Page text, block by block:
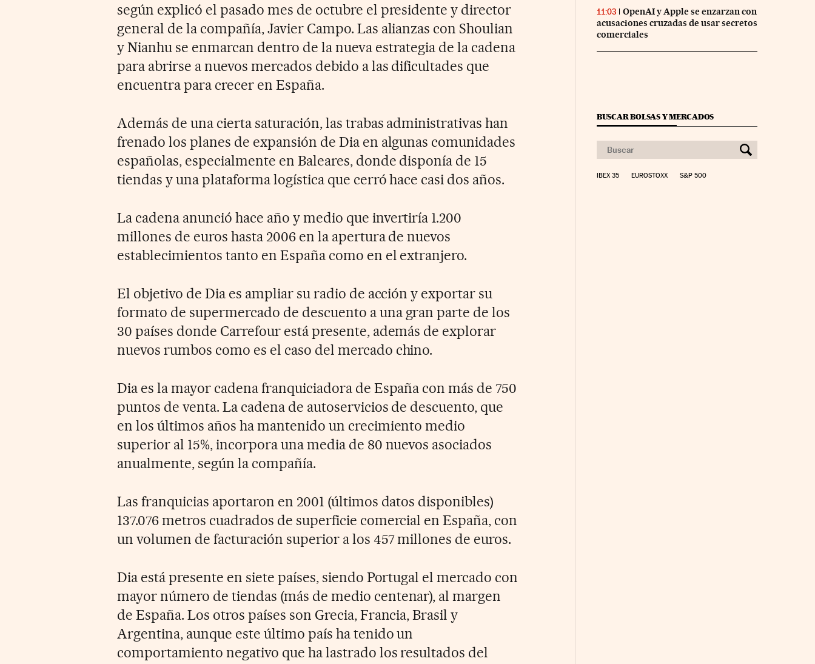
según explicó el pasado mes de octubre el presidente y director
general de la compañía, Javier Campo. Las alianzas con Shoulian
y Nianhu se enmarcan dentro de la nueva estrategia de la cadena
para abrirse a nuevos mercados debido a las dificultades que
encuentra para crecer en España.
Además de una cierta saturación, las trabas administrativas han
frenado los planes de expansión de Dia en algunas comunidades
españolas, especialmente en Baleares, donde disponía de 15
tiendas y una plataforma logística que cerró hace casi dos años.
La cadena anunció hace año y medio que invertiría 1.200
millones de euros hasta 2006 en la apertura de nuevos
establecimientos tanto en España como en el extranjero.
El objetivo de Dia es ampliar su radio de acción y exportar su
formato de supermercado de descuento a una gran parte de los
30 países donde Carrefour está presente, además de explorar
nuevos rumbos como es el caso del mercado chino.
Dia es la mayor cadena franquiciadora de España con más de 750
puntos de venta. La cadena de autoservicios de descuento, que
en los últimos años ha mantenido un crecimiento medio
superior al 15%, incorpora una media de 80 nuevos asociados
anualmente, según la compañía.
Las franquicias aportaron en 2001 (últimos datos disponibles)
137.076 metros cuadrados de superficie comercial en España, con
un volumen de facturación superior a los 457 millones de euros.
Dia está presente en siete países, siendo Portugal el mercado con
mayor número de tiendas (más de medio centenar), al margen
de España. Los otros países son Grecia, Francia, Brasil y
Argentina, aunque este último país ha tenido un
comportamiento negativo que ha lastrado los resultados del
11:03
OpenAI y Apple se enzarzan con
acusaciones cruzadas de usar secretos
comerciales
BUSCAR BOLSAS Y MERCADOS
IBEX 35 EUROSTOXX S&P 500